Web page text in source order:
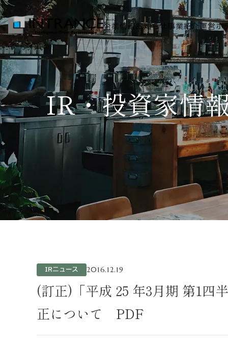
企業情報お知らせ 事業紹介運営ホ
トップ
企業情報
会社概要
代表者挨拶
グループ一覧
経営理念
事業紹介
インバウンド
IR・投資家情
IRニュース 2016.12.19
(訂正)「平成 25 年3月期 第1四
正について PDF